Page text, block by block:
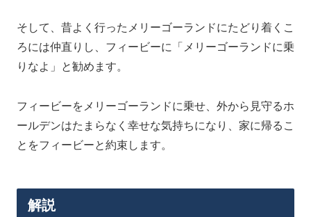
そして、昔よく行ったメリーゴーランドにたどり着くこ
ろには仲直りし、フィービーに「メリーゴーランドに乗
りなよ」と勧めます。
フィービーをメリーゴーランドに乗せ、外から見守るホ
ールデンはたまらなく幸せな気持ちになり、家に帰るこ
とをフィービーと約束します。
解説